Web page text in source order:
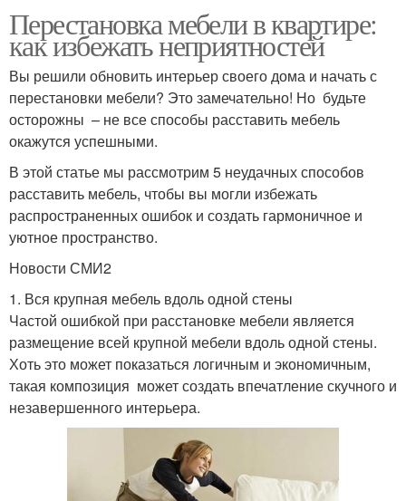
Перестановка мебели в квартире:
как избежать неприятностей
Вы решили обновить интерьер своего дома и начать с
перестановки мебели? Это замечательно! Но будьте
осторожны – не все способы расставить мебель
окажутся успешными.
В этой статье мы рассмотрим 5 неудачных способов
расставить мебель, чтобы вы могли избежать
распространенных ошибок и создать гармоничное и
уютное пространство.
Новости СМИ2
1. Вся крупная мебель вдоль одной стены
Частой ошибкой при расстановке мебели является
размещение всей крупной мебели вдоль одной стены.
Хоть это может показаться логичным и экономичным,
такая композиция может создать впечатление скучного и
незавершенного интерьера.